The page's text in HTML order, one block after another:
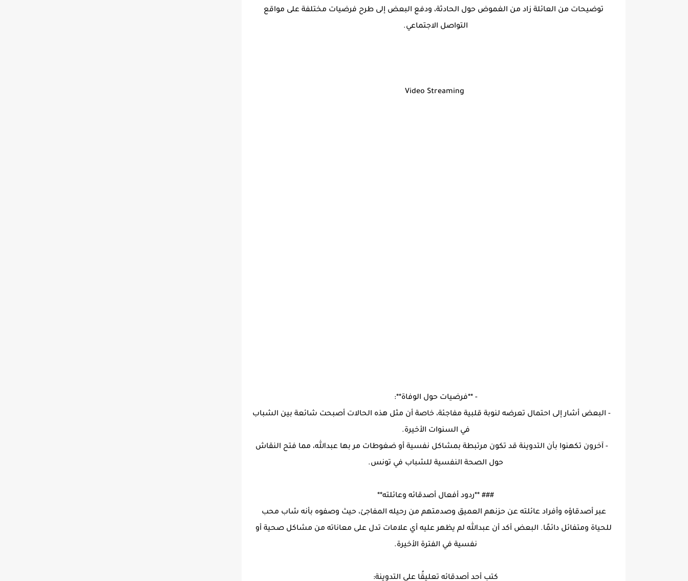
توضيحات من العائلة زاد من الغموض حول الحادثة، ودفع البعض إلى طرح فرضيات مختلفة على مواقع
التواصل الاجتماعي.
Video Streaming
- **فرضيات حول الوفاة**:
- البعض أشار إلى احتمال تعرضه لنوبة قلبية مفاجئة، خاصة أن مثل هذه الحالات أصبحت شائعة بين الشباب
في السنوات الأخيرة.
- آخرون تكهنوا بأن التدوينة قد تكون مرتبطة بمشاكل نفسية أو ضغوطات مر بها عبدالله، مما فتح النقاش
حول الصحة النفسية للشباب في تونس.
### **ردود أفعال أصدقائه وعائلته**
عبر أصدقاؤه وأفراد عائلته عن حزنهم العميق وصدمتهم من رحيله المفاجئ، حيث وصفوه بأنه شاب محب
للحياة ومتفائل دائمًا. البعض أكد أن عبدالله لم يظهر عليه أي علامات تدل على معاناته من مشاكل صحية أو
نفسية في الفترة الأخيرة.
كتب أحد أصدقائه تعليقًا على التدوينة: